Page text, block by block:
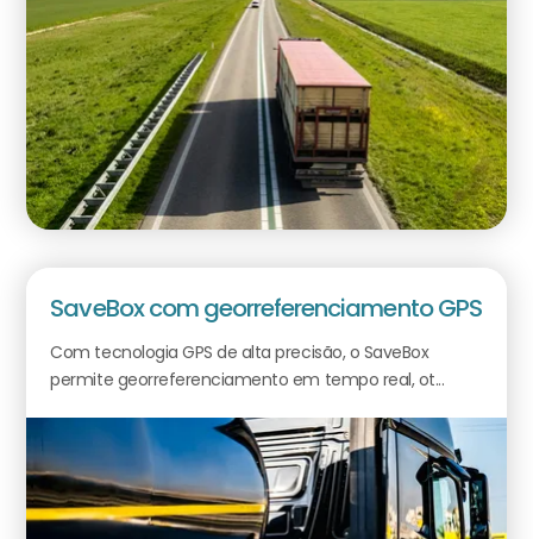
SaveBox com georreferenciamento GPS
Com tecnologia GPS de alta precisão, o SaveBox
permite georreferenciamento em tempo real, ot...